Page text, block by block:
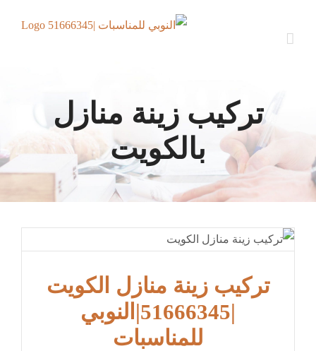
تركيب زينة منازل
بالكويت
تركيب زينة منازل الكويت
|51666345|النوبي
للمناسبات